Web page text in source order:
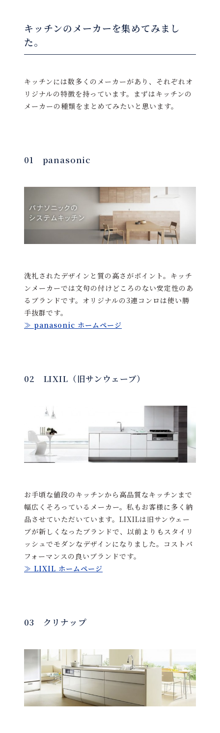
キッチンのメーカーを集めてみまし
た。
キッチンには数多くのメーカーがあり、それぞれオ
リジナルの特徴を持っています。まずはキッチンの
メーカーの種類をまとめてみたいと思います。
01 panasonic
洗礼されたデザインと質の高さがポイント。キッチ
ンメーカーでは文句の付けどころのない安定性のあ
るブランドです。オリジナルの3連コンロは使い勝
手抜群です。
≫ panasonic ホームページ
02 LIXIL（旧サンウェーブ）
お手頃な値段のキッチンから高品質なキッチンまで
幅広くそろっているメーカー。私もお客様に多く納
品させていただいています。LIXILは旧サンウェー
ブが新しくなったブランドで、以前よりもスタイリ
ッシュでモダンなデザインになりました。コストパ
フォーマンスの良いブランドです。
≫ LIXIL ホームページ
03 クリナップ